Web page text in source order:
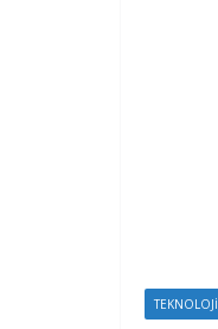
TEKNOLOJI